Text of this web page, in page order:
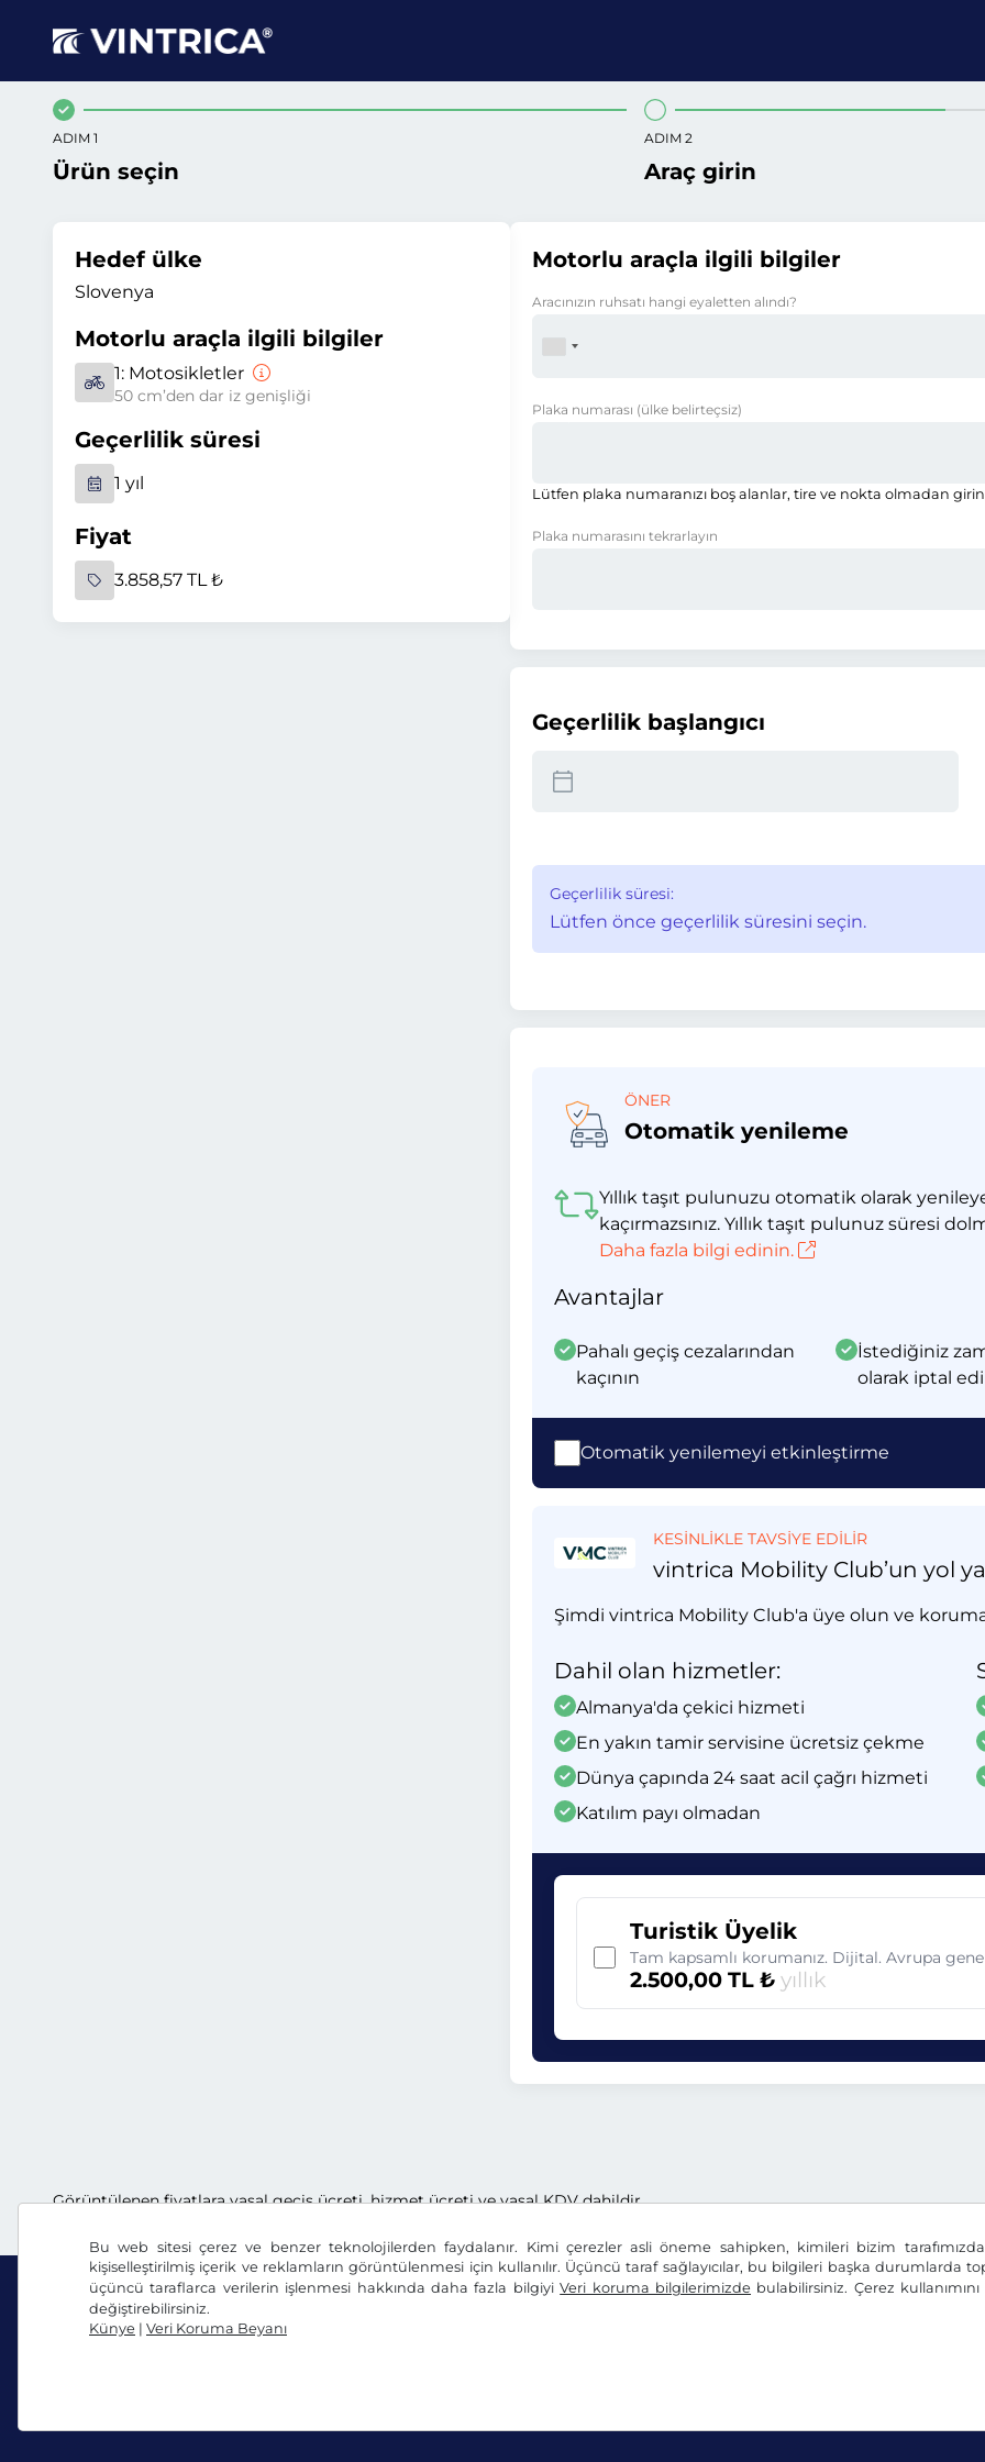
Bu web sitesi çerez ve benzer teknolojilerden faydalanır. Kimi çerezler asli öneme sahipken, kimileri bizim
kişiselleştirilmiş içerik ve reklamların görüntülenmesi için kullanılır. Üçüncü taraf sağlayıcılar, bu bilgileri başka durumlarda
üçüncü taraflarca verilerin işlenmesi hakkında daha fazla bilgiyiVeri koruma bilgilerimizde bulabilirsiniz. Çerez kullanımını
değiştirebilirsiniz.
Künye | Veri Koruma Beyanı
ADIM 1
Ürün seçin
ADIM 2
Araç girin
Hedef ülke
Slovenya
Motorlu araçla ilgili bilgiler
1: Motosikletler
50 cm’den dar iz genişliği
Geçerlilik süresi
1 yıl
Fiyat
3.858,57 TL ₺
Motorlu araçla ilgili bilgiler
Aracınızın ruhsatı hangi eyaletten alındı?
Plaka numarası (ülke belirteçsiz)
Lütfen plaka numaranızı boş alanlar, tire ve nokta olmadan
Plaka numarasını tekrarlayın
Geçerlilik başlangıcı
Geçerlilik süresi:
Lütfen önce geçerlilik süresini seçin.
ÖNER
Otomatik yenileme
Yıllık taşıt pulunuzu otomatik olarak
kaçırmazsınız. Yıllık taşıt pulunuz süresi
Daha fazla bilgi edinin.
Avantajlar
Pahalı geçiş cezalarından
kaçının
İstediğiniz
olarak iptal
Otomatik yenilemeyi etkinleştirme
KESİNLİKLE TAVSİYE EDİLİR
vintrica Mobility Club’un yol
Şimdi vintrica Mobility Club'a üye olun ve
Dahil olan hizmetler:
Almanya'da çekici hizmeti
En yakın tamir servisine ücretsiz çekme
Dünya çapında 24 saat acil çağrı hizmeti
Katılım payı olmadan
Turistik Üyelik
Tam kapsamlı korumanız. Dijital. Avrupa
2.500,00 TL ₺ yıllık
Görüntülenen fiyatlara yasal geçiş ücreti, hizmet ücreti ve yasal KDV dahildir.